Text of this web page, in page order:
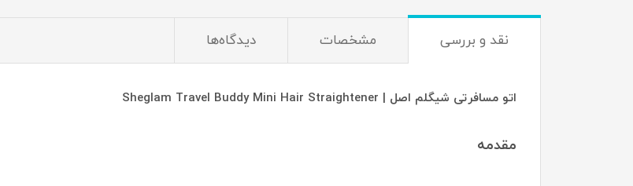
نقد و بررسی مشخصات دیدگاه‌ها
اتو مسافرتی شیگلم اصل | Sheglam Travel Buddy Mini Hair Straightener
مقدمه